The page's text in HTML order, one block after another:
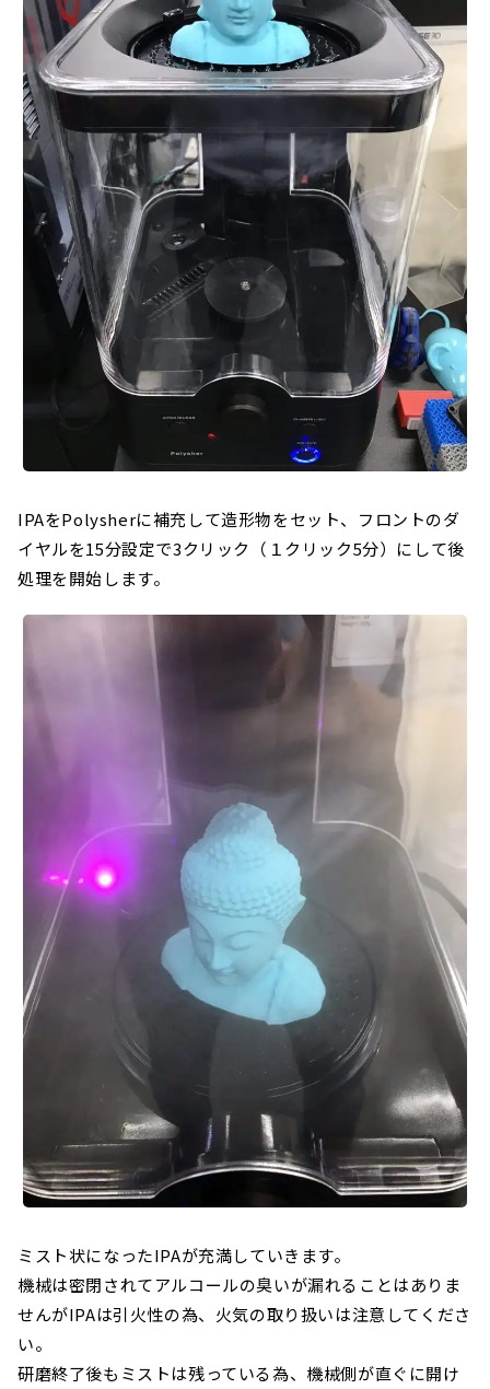
IPAをPolysherに補充して造形物をセット、フロントのダ
イヤルを15分設定で3クリック（１クリック5分）にして後
処理を開始します。
ミスト状になったIPAが充満していきます。
機械は密閉されてアルコールの臭いが漏れることはありま
せんがIPAは引火性の為、火気の取り扱いは注意してくださ
い。
研磨終了後もミストは残っている為、機械側が直ぐに開け